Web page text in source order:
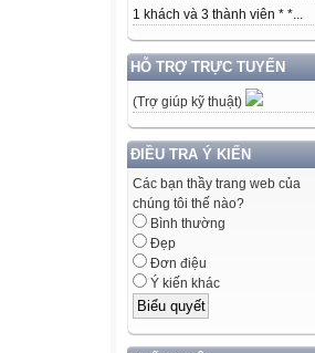
1 khách và 3 thành viên * *...
HỖ TRỢ TRỰC TUYẾN
(Trợ giúp kỹ thuật)
ĐIỀU TRA Ý KIẾN
Các bạn thầy trang web của
chúng tôi thế nào?
Bình thường
Đẹp
Đơn điệu
Ý kiến khác